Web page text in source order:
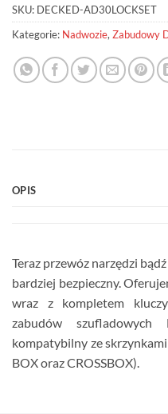
SKU: DECKED-AD30LOCKSET
Kategorie: Nadwozie,Zabudowy
OPIS
Teraz przewóz narzędzi
bardziej bezpieczny.
wraz z kompletem
zabudów
kompatybilny ze
BOX oraz CROSSBOX).